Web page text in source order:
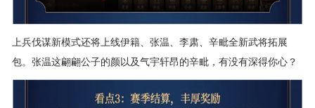
上兵伐谋新模式还将上线伊籍、张温、李肃、辛毗全新武将拓展
包。张温这翩翩公子的颜以及气宇轩昂的辛毗，有没有深得你心？